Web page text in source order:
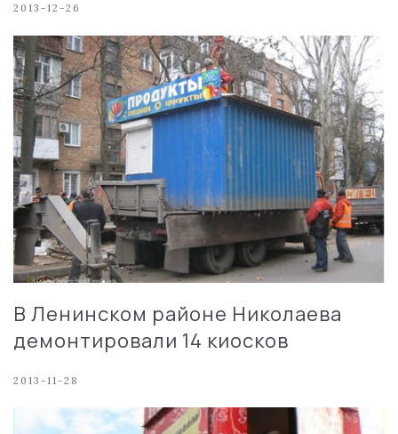
2013-12-26
В Ленинском районе Николаева
демонтировали 14 киосков
2013-11-28